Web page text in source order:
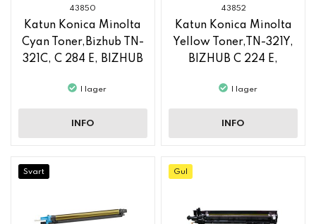
43850
Katun Konica Minolta
Cyan Toner,Bizhub TN-
321C, C 284 E, BIZHUB
I lager
INFO
43852
Katun Konica Minolta
Yellow Toner,TN-321Y,
BIZHUB C 224 E,
I lager
INFO
Svart Gul